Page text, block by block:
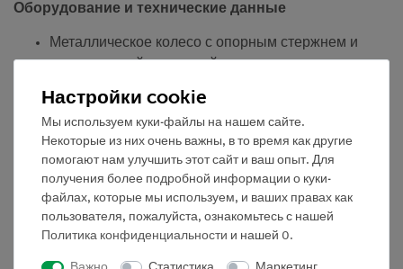
Оборудование и технические данные
Металлическое колесо с опорным стержнем и
регулируемой подвеской.
Масса колеса: 470 г.
Момент инерции: 10 кг см².
Длина шнура: 800 мм.
Диаметр затвора: 20 мм.
Бесплатная доставка от 300,- €
Настройки cookie
Мы используем куки-файлы на нашем сайте.
Некоторые из них очень важны, в то время как другие
помогают нам улучшить этот сайт и ваш опыт. Для
получения более подробной информации о куки-
файлах, которые мы используем, и ваших правах как
пользователя, пожалуйста, ознакомьтесь с нашей
Политика конфиденциальности и нашей 0.